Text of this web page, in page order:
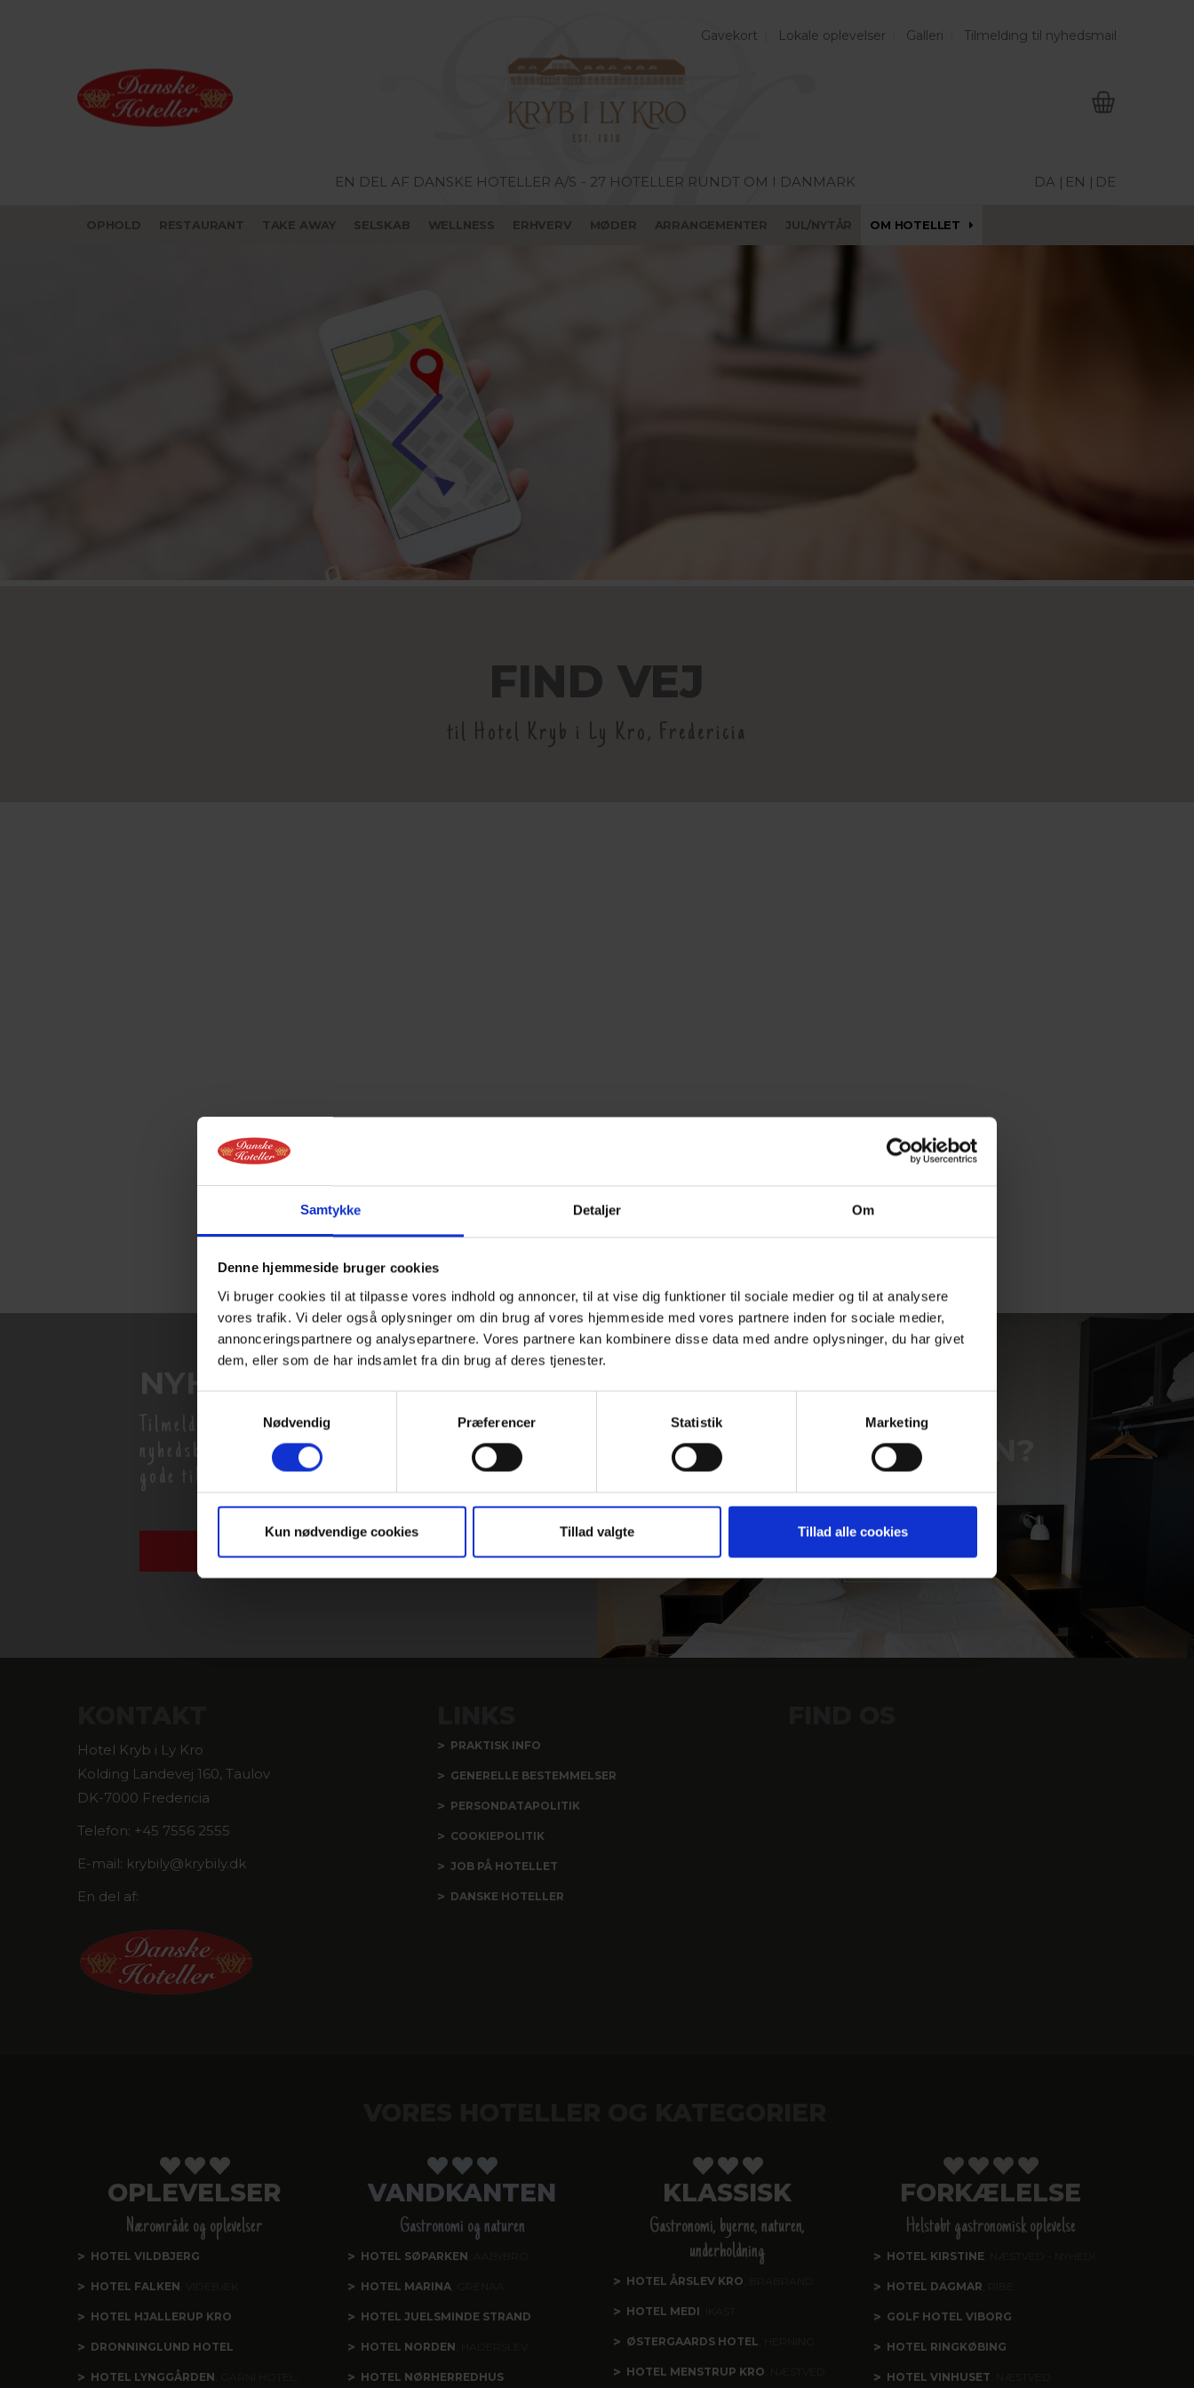
Samtykke Detaljer Om
Denne hjemmeside bruger cookies
Vi bruger cookies til at tilpasse vores indhold og annoncer, til at vise dig funktioner til sociale medier og til at analysere
vores trafik. Vi deler også oplysninger om din brug af vores hjemmeside med vores partnere inden for sociale medier,
annonceringspartnere og analysepartnere. Vores partnere kan kombinere disse data med andre oplysninger, du har givet
dem, eller som de har indsamlet fra din brug af deres tjenester.
Nødvendig
Præferencer Statistik Marketing
Kun nødvendige cookies Tillad valgte Tillad alle cookies
Gavekort Lokale oplevelser Galleri Tilmelding til nyhedsmail
EN DEL AF DANSKE HOTELLER A/S - 27 HOTELLER RUNDT OM I DANMARK DA | EN | DE
OPHOLD RESTAURANT TAKE AWAY SELSKAB WELLNESS ERHVERV MØDER ARRANGEMENTER JUL/NYTÅR OM HOTELLET
FIND VEJ
til Hotel Kryb i Ly Kro, Fredericia
NYHEDSBREV
Tilmeld dig Danske Hotellers
nyhedsbrev og modtag nyheder og
gode tilbud
LEDER DU
EFTER
INSPIRATION?
Vi har masser af dejlige
aktuelle ophold lige nu
Se mere her
Hotel Kryb i Ly Kro
Kolding Landevej 160, Taulov
DK-7000 Fredericia
Telefon: +45 7556 2555
E-mail: krybily@krybily.dk
En del af:
PRAKTISK INFO
GENERELLE BESTEMMELSER
PERSONDATAPOLITIK
COOKIEPOLITIK
JOB PÅ HOTELLET
DANSKE HOTELLER
OPLEVELSER
Nærområde og oplevelser
HOTEL VILDBJERG
HOTEL FALKEN
HOTEL HJALLERUP KRO
DRONNINGLUND HOTEL
HOTEL LYNGGÅRDEN
VANDKANTEN
Gastronomi og naturen
HOTEL SØPARKEN
HOTEL MARINA, GRENAA
HOTEL JUELSMINDE STRAND
HOTEL NORDEN
HOTEL NØRHERREDHUS,
KLASSISK
Gastronomi, byerne, naturen,
underholdning
HOTEL ÅRSLEV KRO
HOTEL MEDI
ØSTERGAARDS HOTEL
HOTEL MENSTRUP KRO
FORKÆLELSE
Helstøbt gastronomisk oplevelse
HOTEL KIRSTINE
HOTEL DAGMAR
GOLF HOTEL VIBORG
HOTEL RINGKØBING
HOTEL VINHUSET